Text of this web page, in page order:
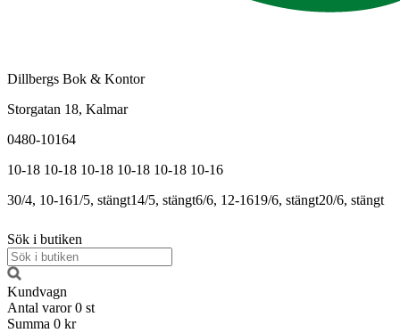
Dillbergs Bok & Kontor
Storgatan 18, Kalmar
0480-10164
10-18 10-18 10-18 10-18 10-18 10-16
30/4, 10-161/5, stängt14/5, stängt6/6, 12-1619/6, stängt20/6, stängt
Sök i butiken
Kundvagn
Antal varor 0 st
Summa 0 kr